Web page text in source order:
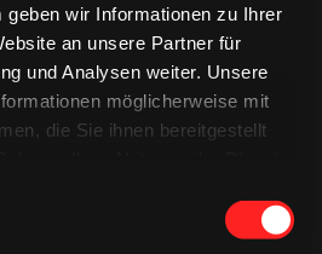
geben wir Informationen zu Ihrer
an unsere Partner für
und Analysen weiter. Unsere
möglicherweise mit
die Sie ihnen bereitgestellt
& CO
& CO
& CO